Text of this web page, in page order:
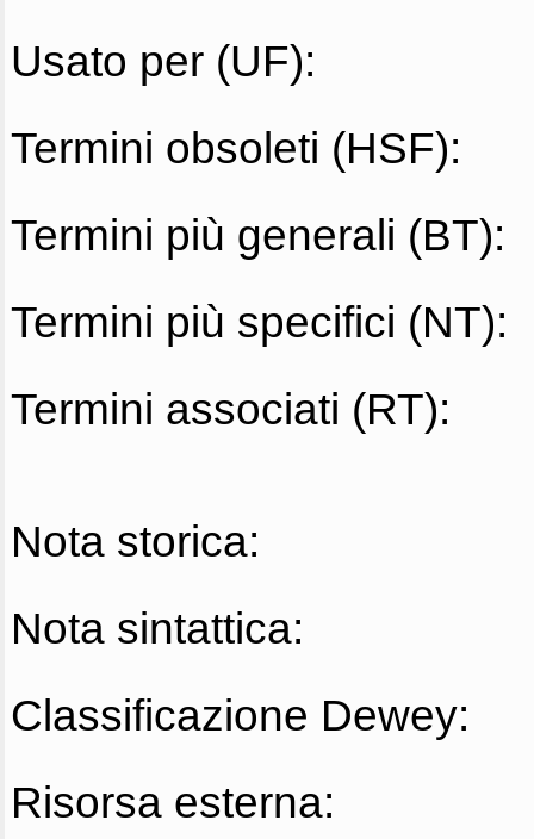
Usato per (UF):
Termini obsoleti (HSF):
Termini più generali (BT):
Termini più specifici (NT):
Termini associati (RT):
Nota storica:
Nota sintattica:
Classificazione Dewey:
Risorsa esterna: